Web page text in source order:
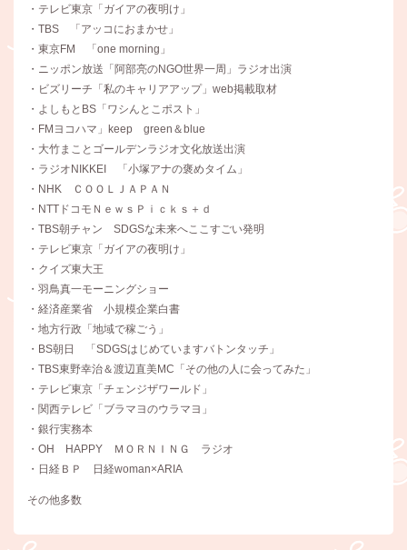
・テレビ東京「ガイアの夜明け」
・TBS 「アッコにおまかせ」
・東京FM 「one morning」
・ニッポン放送「阿部亮のNGO世界一周」ラジオ出演
・ビズリーチ「私のキャリアアップ」web掲載取材
・よしもとBS「ワシんとこポスト」
・FMヨコハマ」keep green＆blue
・大竹まことゴールデンラジオ文化放送出演
・ラジオNIKKEI 「小塚アナの褒めタイム」
・NHK ＣＯＯＬＪＡＰＡＮ
・NTTドコモＮｅｗｓＰｉｃｋｓ＋ｄ
・TBS朝チャン SDGSな未来へここすごい発明
・テレビ東京「ガイアの夜明け」
・クイズ東大王
・羽鳥真一モーニングショー
・経済産業省 小規模企業白書
・地方行政「地域で稼ごう」
・BS朝日 「SDGSはじめていますバトンタッチ」
・TBS東野幸治＆渡辺直美MC「その他の人に会ってみた」
・テレビ東京「チェンジザワールド」
・関西テレビ「ブラマヨのウラマヨ」
・銀行実務本
・OH HAPPY ＭＯＲＮＩＮＧ ラジオ
・日経ＢＰ 日経woman×ARIA
その他多数